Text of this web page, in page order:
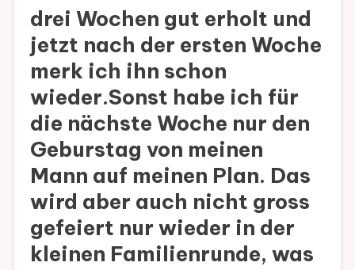
drei Wochen gut erholt und
jetzt nach der ersten Woche
merk ich ihn schon
wieder.Sonst habe ich für
die nächste Woche nur den
Geburstag von meinen
Mann auf meinen Plan. Das
wird aber auch nicht gross
gefeiert nur wieder in der
kleinen Familienrunde, was